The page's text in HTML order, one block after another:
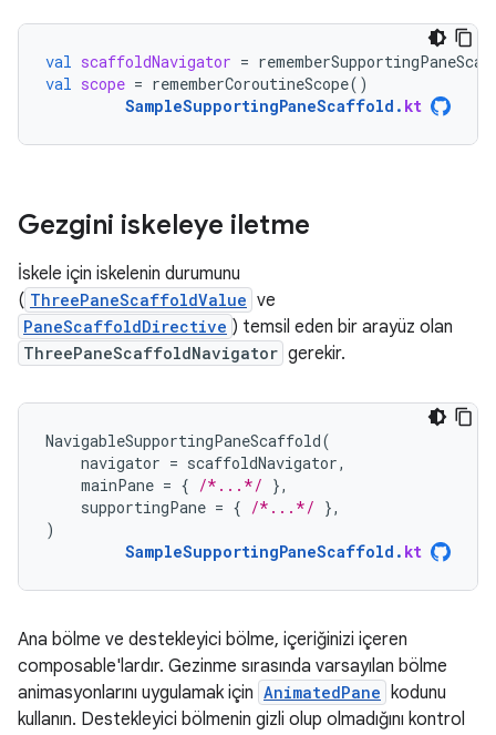
val scaffoldNavigator =
val scope = rememberCoroutineScope()
SampleSupportingPaneScaffold . kt
Gezgini iskeleye iletme
İskele için iskelenin durumunu
( ThreePaneScaffoldValue ve
PaneScaffoldDirective ) temsil eden bir arayüz olan
ThreePaneScaffoldNavigator gerekir.
NavigableSupportingPaneScaffold(
navigator = scaffoldNavigator,
mainPane = { /*...*/ },
supportingPane = { /*...*/ },
)
SampleSupportingPaneScaffold . kt
Ana bölme ve destekleyici bölme, içeriğinizi içeren
composable'lardır. Gezinme sırasında varsayılan bölme
animasyonlarını uygulamak için AnimatedPane
kodunu
kullanın. Destekleyici bölmenin gizli olup olmadığını kontrol